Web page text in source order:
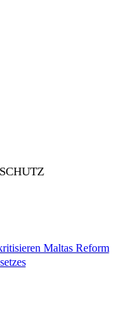
Maltas Reform